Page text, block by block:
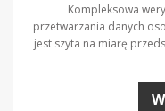
Kompleksowa
przetwarzania danych
jest szyta na miarę